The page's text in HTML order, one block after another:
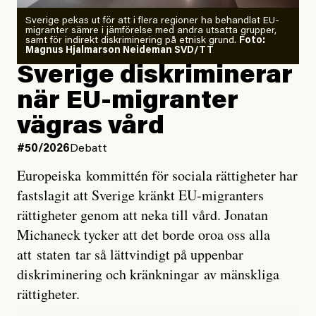
Zeke Hausfather är chockad igen efter att ha
analyserat hur de olika klimatmodellerna bedömer
läget för hur den begynnande El Niño-händelsen ska
utveckla sig. El Niño är ett återkommande
väderfenomen som uppstår när havsvattnet i delar av
Stilla havet blir ovanligt varmt. Det påverkar vädret
över stora delar av världen och under
forskare allt oftare varnat för att den här El Niñon
Det verkar vara en underdrift, menar nu Zeke
Hausfather.
”Det ser ut som att årets El Niño inte bara med stor
sannolikhet kommer att bli den starkaste sedan
tillförlitliga mätningar inleddes – den kan till och med
Sverige pekas ut för att i flera regioner ha behandlat EU-
migranter sämre i jämförelse med andra utsatta grupper,
samt för indirekt diskriminering på etnisk grund. Foto:
Magnus Hjalmarson Neideman SVD/TT
Sverige diskriminerar
när EU-migranter
vägras vård
#50/2026 Debatt
Europeiska kommittén för sociala rättigheter har
fastslagit att Sverige kränkt EU-migranters
rättigheter genom att neka till vård. Jonatan
Michaneck tycker att det borde oroa oss alla
att staten tar så lättvindigt på uppenbar
diskriminering och kränkningar av mänskliga
rättigheter.